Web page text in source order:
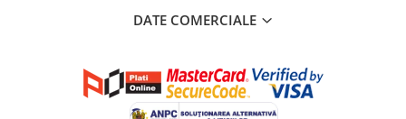
DATE COMERCIALE